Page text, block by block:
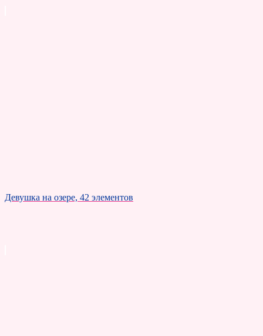
Девушка на озере, 42 элементов